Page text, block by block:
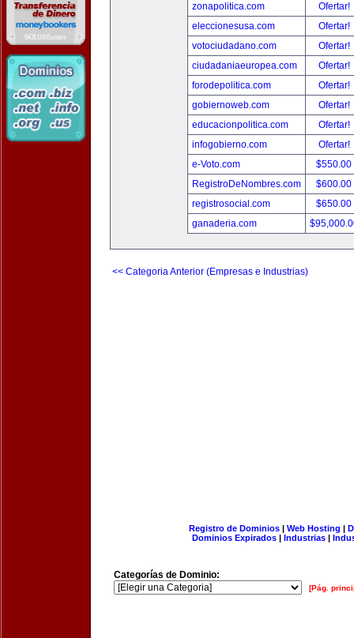
zonapolitica.com
Ofertar!
eleccionesusa.com
Ofertar!
votociudadano.com
Ofertar!
ciudadaniaeuropea.com
Ofertar!
forodepolitica.com
Ofertar!
gobiernoweb.com
Ofertar!
educacionpolitica.com
Ofertar!
infogobierno.com
Ofertar!
e-Voto.com
$550.00
RegistroDeNombres.com
$600.00
registrosocial.com
$650.00
ganaderia.com
<< Categoria Anterior (Empresas e Industrias)
Registro de Dominios| Web Hosting |
Dominios Expirados | Industrias |
Categorías de Dominio:
[Pág.